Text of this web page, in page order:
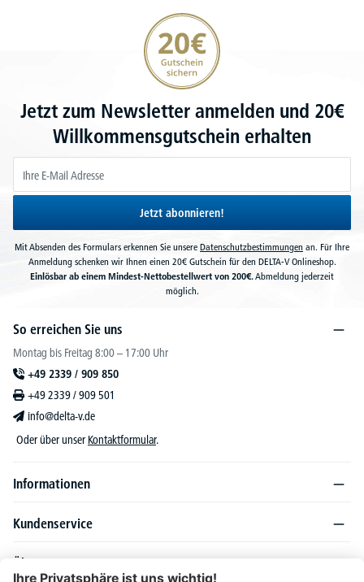
20€ Gutschein sichern
Jetzt zum Newsletter anmelden und 20€
Willkommensgutschein erhalten
Jetzt abonnieren!
Mit Absenden des Formulars erkennen Sie unsere Datenschutzbestimmungen an. Für Ihre
Anmeldung schenken wir Ihnen einen 20€ Gutschein für den DELTA-V Onlineshop.
Einlösbar ab einem Mindest-Nettobestellwert von 200€.Abmeldung jederzeit
möglich.
So erreichen Sie uns
Montag bis Freitag 8:00 – 17:00 Uhr
+49 2339 / 909 850
+49 2339 / 909 501
info@delta-v.de
Oder über unser Kontaktformular.
Informationen
Kundenservice
Über DELTA-V